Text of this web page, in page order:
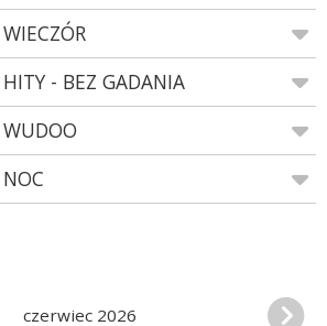
HITY - BEZ GADANIA
WUDOO
czerwiec 2026